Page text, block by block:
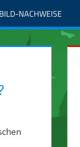
BILD-NACHWEISE